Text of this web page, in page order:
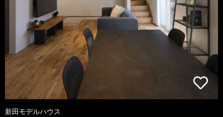
新田モデルハウス